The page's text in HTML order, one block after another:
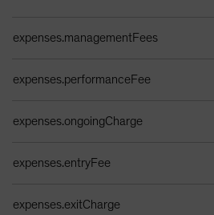
expenses.managementFees
expenses.performanceFee
expenses.ongoingCharge
expenses.entryFee
expenses.exitCharge